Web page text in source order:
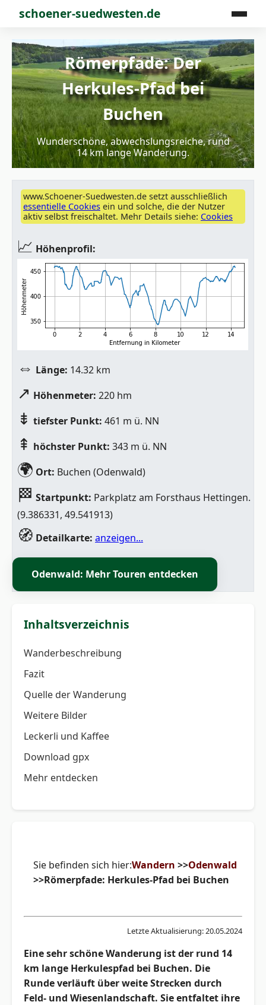
schoener-suedwesten.de
Römerpfade: Der
Herkules-Pfad bei
Buchen
Wunderschöne, abwechslungsreiche, rund
14 km lange Wanderung.
Inhaltsverzeichnis
Wanderbeschreibung
Fazit
Quelle der Wanderung
Weitere Bilder
Leckerli und Kaffee
Download gpx
Mehr entdecken
Sie befinden sich hier:Wandern >>Odenwald
>>Römerpfade: Herkules-Pfad bei Buchen
Letzte Aktualisierung: 20.05.2024
Eine sehr schöne Wanderung ist der rund 14
km lange Herkulespfad bei Buchen. Die
Runde verläuft über weite Strecken durch
Feld- und Wiesenlandschaft. Sie entfaltet ihre
www.Schoener-Suedwesten.de setzt ausschließlich
essentielle Cookiesein und solche, die der Nutzer
aktiv selbst freischaltet. Mehr Details siehe: Cookies
📈 Höhenprofil:
⇔ Länge: 14.32 km
↗ Höhenmeter: 220 hm
⇟ tiefster Punkt: 461 m ü. NN
⇞ höchster Punkt: 343 m ü. NN
🌍 Ort: Buchen (Odenwald)
🏁 Startpunkt: Parkplatz am Forsthaus Hettingen.
(9.386331, 49.541913)
🧭 Detailkarte: anzeigen...
Odenwald: Mehr Touren entdecken